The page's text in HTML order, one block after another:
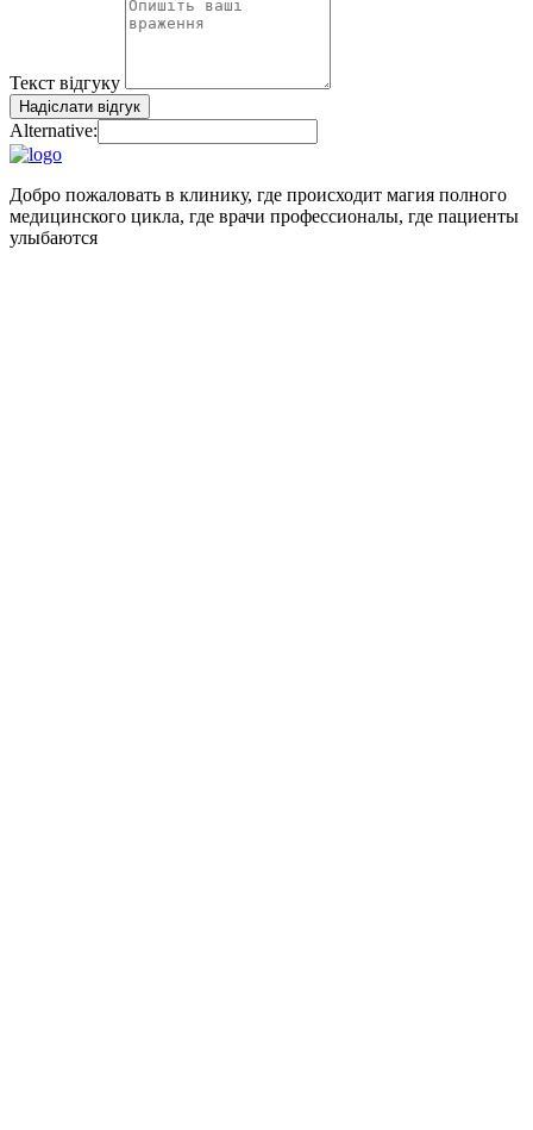
Текст відгуку
Надіслати відгук
Alternative:
Добро пожаловать в клинику, где происходит магия полного
медицинского цикла, где врачи профессионалы, где пациенты
улыбаются